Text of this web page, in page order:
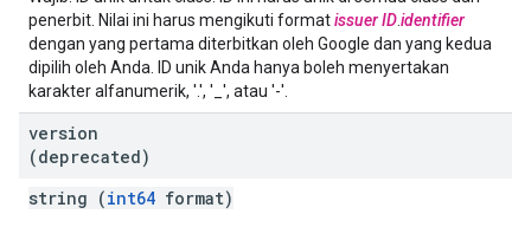
penerbit. Nilai ini harus mengikuti formatissuer IDidentifier
dengan yang pertama diterbitkan oleh Google dan yang kedua
dipilih oleh Anda. ID unik Anda hanya boleh menyertakan
karakter alfanumerik, '.', '_', atau '-'.
version
(deprecated)
string (int64 format)